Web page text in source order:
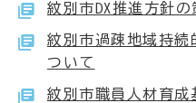
紋別市DX推進方針
紋別市過疎地域持続
ついて
紋別市職員人材育成